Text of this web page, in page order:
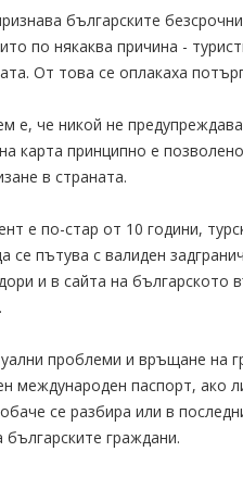
българските
по някаква причина -
От това се оплакаха
е, че никой не
карта принципно е
в страната.
е по-стар от 10 години,
се пътува с валиден
и в сайта на българското
проблеми и връщане на
международен паспорт, ако
се разбира или в
граждани.